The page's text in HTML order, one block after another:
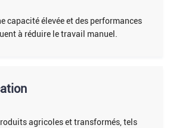
capacité élevée et des performances
à réduire le travail manuel.
agricoles et transformés, tels